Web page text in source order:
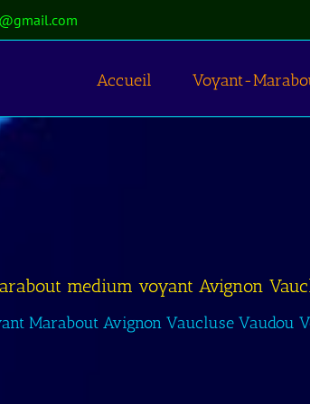
Accueil Voyant-
medium voyant Avignon
Marabout Avignon Vaucluse Vaudou